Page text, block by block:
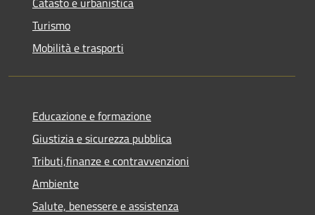
Turismo
Mobilità e trasporti
Educazione e formazione
Giustizia e sicurezza pubblica
Tributi,finanze e contravvenzioni
Ambiente
Salute, benessere e assistenza